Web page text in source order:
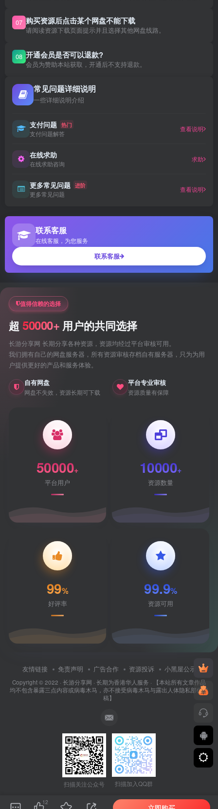
07 购买资源后点击某个网盘不能下载
请阅读资源下载页面提示并且选择其他网盘线路。
08 开通会员是否可以退款?
会员为赞助本站获取，开通后不支持退款。
常见问题详细说明
一些详细说明介绍
支付问题 热门
支付问题解答
查看说明
在线求助
在线求助咨询
求助
更多常见问题 进阶
更多常见问题
查看说明
联系客服
在线客服，为您服务
联系客服
值得信赖的选择
超 50000+ 用户的共同选择
长游分享网 长期分享各种资源，资源均经过平台审核可用。
我们拥有自己的网盘服务器，所有资源审核存档自有服务器，只为为用
户提供更好的产品和服务体验。
自有网盘
网盘不失效，资源长期可下载
平台专业审核
资源质量有保障
50000+
平台用户
10000+
资源数量
99%
好评率
99.9%
资源可用
友情链接 免责声明 广告合作 资源投诉 小黑屋公示
Copyright © 2022 · 长游分享网 · 长期为香港华人服务 · 【本站所有文章作品
均不包含暴露三点内容或病毒木马，亦不接受病毒木马与露出人体隐私部位投
稿】
扫描关注公众号 扫描加入QQ群
12